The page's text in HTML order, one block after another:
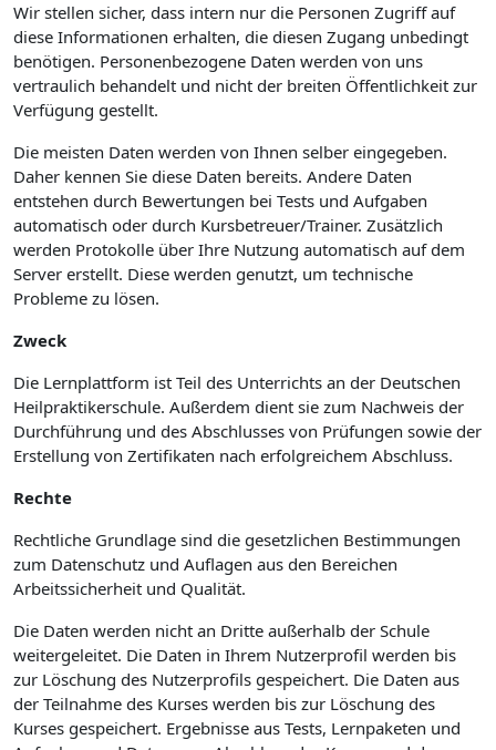
Wir stellen sicher, dass intern nur die Personen Zugriff auf
diese Informationen erhalten, die diesen Zugang unbedingt
benötigen. Personenbezogene Daten werden von uns
vertraulich behandelt und nicht der breiten Öffentlichkeit zur
Verfügung gestellt.
Die meisten Daten werden von Ihnen selber eingegeben.
Daher kennen Sie diese Daten bereits. Andere Daten
entstehen durch Bewertungen bei Tests und Aufgaben
automatisch oder durch Kursbetreuer/Trainer. Zusätzlich
werden Protokolle über Ihre Nutzung automatisch auf dem
Server erstellt. Diese werden genutzt, um technische
Probleme zu lösen.
Zweck
Die Lernplattform ist Teil des Unterrichts an der Deutschen
Heilpraktikerschule. Außerdem dient sie zum Nachweis der
Durchführung und des Abschlusses von Prüfungen sowie der
Erstellung von Zertifikaten nach erfolgreichem Abschluss.
Rechte
Rechtliche Grundlage sind die gesetzlichen Bestimmungen
zum Datenschutz und Auflagen aus den Bereichen
Arbeitssicherheit und Qualität.
Die Daten werden nicht an Dritte außerhalb der Schule
weitergeleitet. Die Daten in Ihrem Nutzerprofil werden bis
zur Löschung des Nutzerprofils gespeichert. Die Daten aus
der Teilnahme des Kurses werden bis zur Löschung des
Kurses gespeichert. Ergebnisse aus Tests, Lernpaketen und